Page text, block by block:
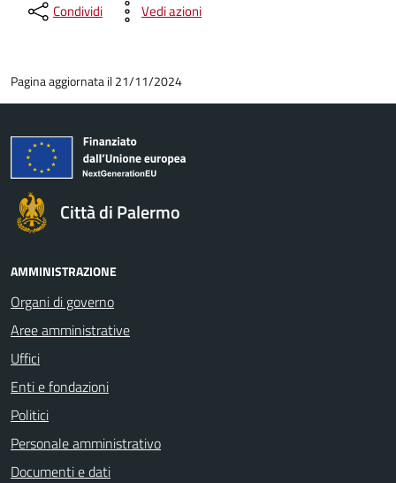
Condividi Vedi azioni
Pagina aggiornata il 21/11/2024
Città di Palermo
AMMINISTRAZIONE
Organi di governo
Aree amministrative
Uffici
Enti e fondazioni
Politici
Personale amministrativo
Documenti e dati